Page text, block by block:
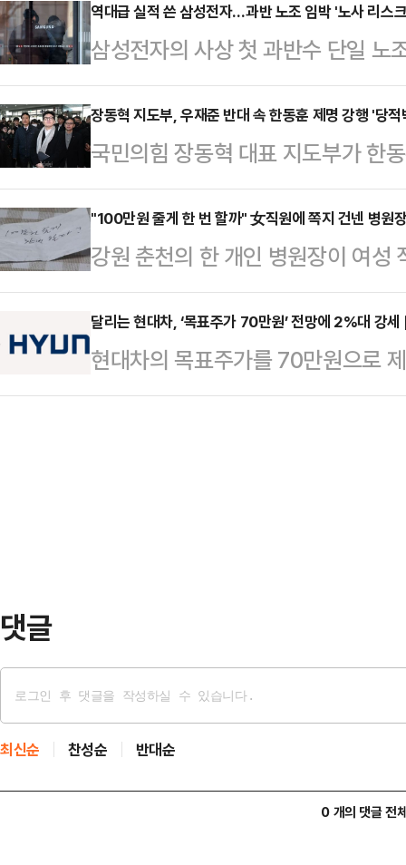
전을 하는 40대 여성이 겪은 충격
7월 22일 오후 10시쯤 울산 남구에
시 B씨는 중앙선을 넘고 택시를 가
으로 가달라"고 말했다.얼마 지나
손을 주무르듯 만지고 어깨와 팔을
자 B…
역대급 실적 쓴 삼성전자…과반 노조 임박 '노사 리스
삼성전자의 사상 첫 과반수 단일 노
연결 기준 4분기 영업이익만 20조
분기 실적을 세운 상황에서, 과반
으로 작용할 수 있다는 우려가 조심
동조합 삼성전자지부(초기업노조)
합원은 6만1945명이다. 초기업노
2500명까지는 단 555명 부족한
조합원 수가 …
장동혁 지도부, 우재준 반대 속 한동훈 제명 강행 '당적
국민의힘 장동혁 대표 지도부가 한
결을 최종 확정했다.최보윤 국민의
고위원회의 후 기자들과 만나 "한
의결대로 최고위에서 의결됐다"고
한 전 대표의 가족 연루 의혹이 있
표에 대한 제명을 의결했다. 제명
원들은 최고위 공개 발언에서도 관
고위원은 공개 발…
"100만원 줄게 한 번 할까" 女직원에 쪽지 건넨 병원
강원 춘천의 한 개인 병원장이 여성
직장 내 성희롱 위반 혐의로 과태
노동부 강원지청은 병원 사업주 A
관한 법률 위반 혐의로 과태료를 부
을 달아 전날 검찰에 송치했다고
달리는 현대차, ‘목표주가 70만원’ 전망에 2%대 강
현대차의 목표주가를 70만원으로
2% 넘게 오르고 있다.29일 한국거
댓글
최신순 찬성순 반대순
0 개의 댓글 전